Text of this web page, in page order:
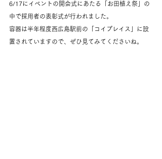
6/17にイベントの開会式にあたる「お田植え祭」の
中で採用者の表彰式が行われました。
容器は半年程度西広島駅前の「コイプレイス」に設
置されていますので、ぜひ見てみてくださいね。